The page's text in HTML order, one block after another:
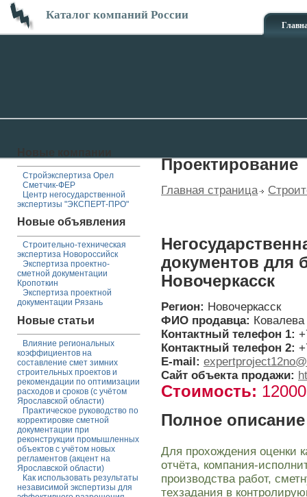
Каталог компаний России
Стройэкспертиза Орел
Сметчик-ФЕР
Центр негосударственной
экспертизы "ЭКСПЕРТ-ПРО"
Новые объявления
Строительно-техническая
экспертиза Новороссийск
Экспертиза проектно-
сметной документации
Кропоткин
Экспертиза проектной
документации Рязань
Новые статьи
Влияние региональных
коэффициентов на
составление смет зимних
строительных проектов и
рекомендации по оптимизации
расходов и сроков (с учётом
Ярославской области)
Практическое руководство по
корректировке сметной
документации при
реконструкции промышленных
объектов с учётом новых
регламентов (акцент на
Ярославской области)
Как использовать результаты
независимой экспертизы для
Проектирование
Главная страница
документов для
Новочеркасск
Регион: Новочеркасск
ФИО продавца:
Контактный телефон 1:
Контактный телефон 2:
E-mail:
Сайт объекта продажи:
Стоимость:
Полное
Для прохождения оценки
отчёта, компания-
производства работ,
техзадания в